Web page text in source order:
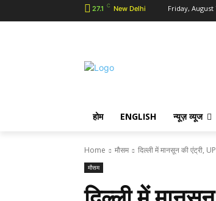
27.1 C New Delhi Friday, August
होम ENGLISH न्यूज़ व्यूज
Home मौसम दिल्ली में मानसून की एंट्री,
मौसम